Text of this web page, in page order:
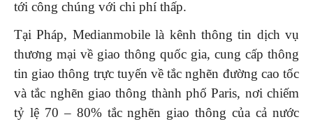
tới công chúng với chi phí thấp.
Tại Pháp, Medianmobile là kênh thông tin dịch vụ
thương mại về giao thông quốc gia, cung cấp thông
tin giao thông trực tuyến về tắc nghẽn đường cao tốc
và tắc nghẽn giao thông thành phố Paris, nơi chiếm
tỷ lệ 70 – 80% tắc nghẽn giao thông của cả nước